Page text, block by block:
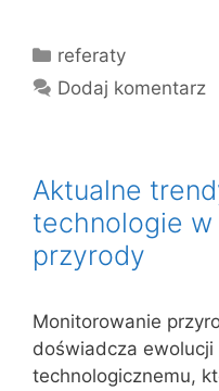
Kategorie
referaty
Dodaj komentarz
Aktualne
technologie
przyrody
Monitorowanie
doświadcza
technologicznemu,